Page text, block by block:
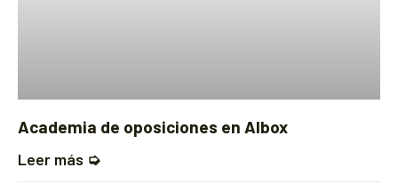
Academia de oposiciones en Albox
Leer más ➭